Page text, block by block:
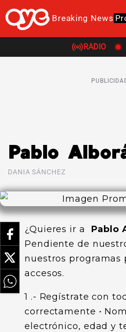
Breaking News
RADIO
Pablo
DANIA SÁNCHEZ
¿Quieres ir a Pablo
Pendiente de
nuestros programas
accesos.
1 .- Regístrate con
correctamente •
electrónico, edad y